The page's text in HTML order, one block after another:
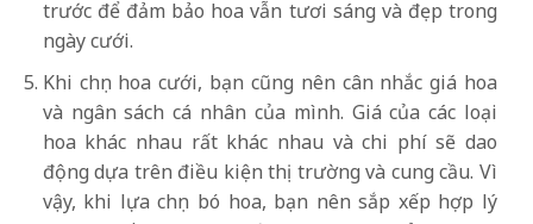
trước để đảm bảo hoa vẫn tươi sáng và đẹp trong
ngày cưới.
Khi chọn hoa cưới, bạn cũng nên cân nhắc giá hoa
và ngân sách cá nhân của mình. Giá của các loại
hoa khác nhau rất khác nhau và chi phí sẽ dao
động dựa trên điều kiện thị trường và cung cầu. Vì
vậy, khi lựa chọn bó hoa, bạn nên sắp xếp hợp lý